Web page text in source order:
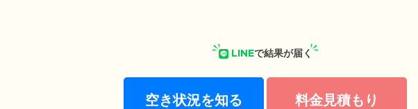
LINEで結果が届く
空き状況を知る 料金見積もり